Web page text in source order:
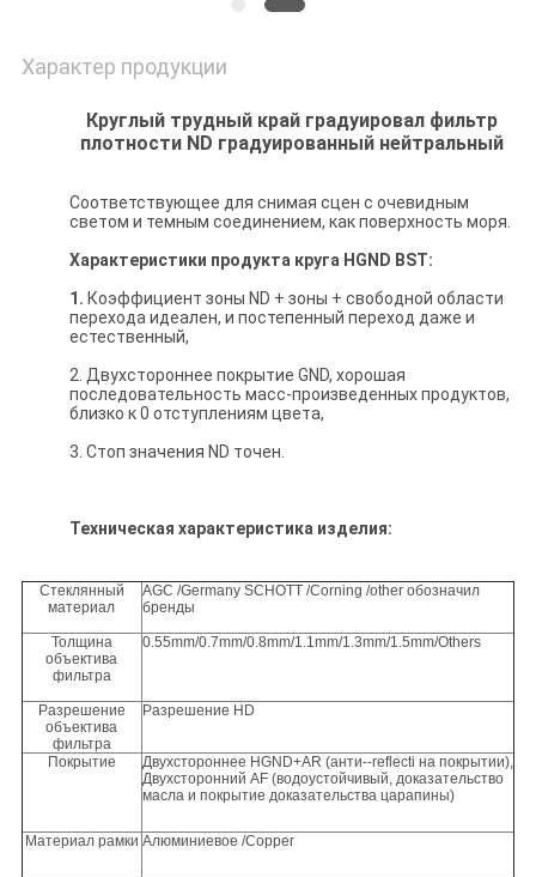
Характер продукции
Круглый трудный край градуировал фильтр
плотности ND градуированный нейтральный
Соответствующее для снимая сцен с очевидным
светом и темным соединением, как поверхность моря.
Характеристики продукта круга HGND BST:
1. Коэффициент зоны ND + зоны + свободной области
перехода идеален, и постепенный переход даже и
естественный,
2. Двухстороннее покрытие GND, хорошая
последовательность масс-произведенных продуктов,
близко к 0 отступлениям цвета,
3. Стоп значения ND точен.
Техническая характеристика изделия:
Стеклянный
материал
AGC /Germany SCHOTT /Corning /other обозначил
бренды
Толщина
объектива
фильтра
0.55mm/0.7mm/0.8mm/1.1mm/1.3mm/1.5mm/Others
Разрешение
объектива
фильтра
Разрешение HD
Покрытие
Двухстороннее HGND+AR (анти--reflecti на покрытии),
Двухсторонний AF (водоустойчивый, доказательство
масла и покрытие доказательства царапины)
Материал рамки Алюминиевое /Copper